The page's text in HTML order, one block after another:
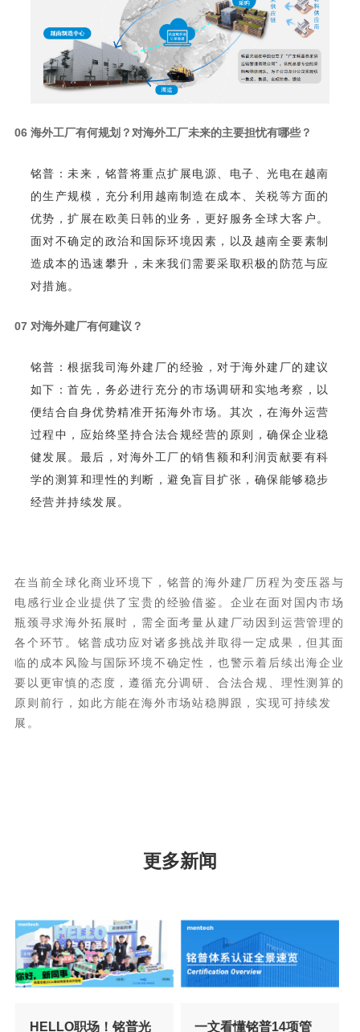
06 海外工厂有何规划？对海外工厂未来的主要担忧有哪些？
对措施。
07 对海外建厂有何建议？
经营并持续发展。
展。
更多新闻